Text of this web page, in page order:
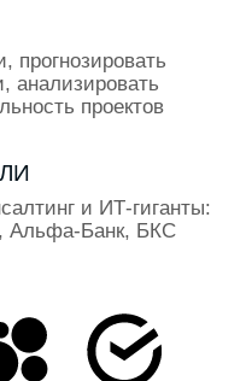
SUPERJOB ОТ 2026 ГОДА
бизнеса